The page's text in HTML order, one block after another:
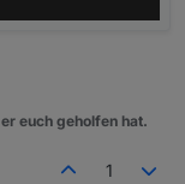
euch geholfen hat.
1